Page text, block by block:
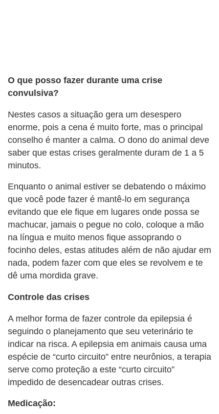
O que posso fazer durante uma crise
convulsiva?
Nestes casos a situação gera um desespero
enorme, pois a cena é muito forte, mas o principal
conselho é manter a calma. O dono do animal deve
saber que estas crises geralmente duram de 1 a 5
minutos.
Enquanto o animal estiver se debatendo o máximo
que você pode fazer é mantê-lo em segurança
evitando que ele fique em lugares onde possa se
machucar, jamais o pegue no colo, coloque a mão
na língua e muito menos fique assoprando o
focinho deles, estas atitudes além de não ajudar em
nada, podem fazer com que eles se revolvem e te
dê uma mordida grave.
Controle das crises
A melhor forma de fazer controle da epilepsia é
seguindo o planejamento que seu veterinário te
indicar na risca. A epilepsia em animais causa uma
espécie de “curto circuito” entre neurônios, a terapia
serve como proteção a este “curto circuito”
impedido de desencadear outras crises.
Medicação:
ã
e
c
a
c
o
r
r
o
s
e
a
i
n
o
s
a